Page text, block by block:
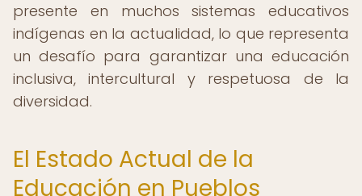
presente en muchos sistemas educativos
indígenas en la actualidad, lo que representa
un desafío para garantizar una educación
inclusiva, intercultural y respetuosa de la
diversidad.
El Estado Actual de la
Educación en Pueblos